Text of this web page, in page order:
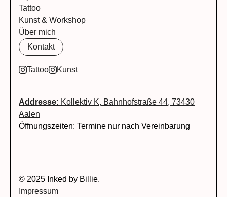
Tattoo
Kunst & Workshop
Über mich
Kontakt
Tattoo Kunst
Addresse: Kollektiv K, Bahnhofstraße 44, 73430
Aalen
Öffnungszeiten: Termine nur nach Vereinbarung
© 2025 Inked by Billie.
Impressum